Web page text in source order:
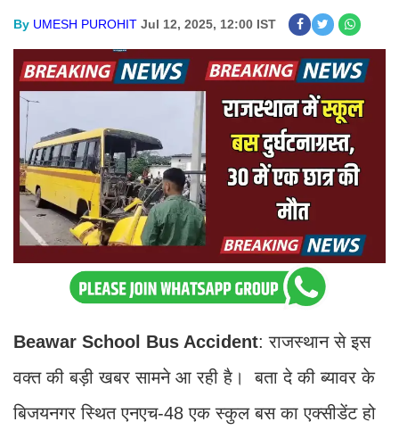
By UMESH PUROHIT Jul 12, 2025, 12:00 IST
Beawar School Bus Accident: राजस्थान से इस
वक्त की बड़ी खबर सामने आ रही है। बता दे की ब्यावर के
बिजयनगर स्थित एनएच-48 एक स्कुल बस का एक्सीडेंट हो